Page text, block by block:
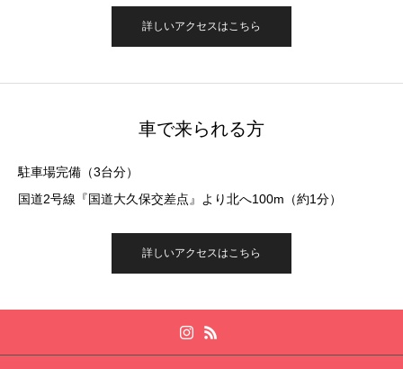
詳しいアクセスはこちら
車で来られる方
駐車場完備（3台分）
国道2号線『国道大久保交差点』より北へ100m（約1分）
詳しいアクセスはこちら